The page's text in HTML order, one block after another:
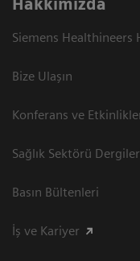
Hakkımızda
Siemens Healthineers
Bize Ulaşın
Konferans ve
Sağlık Sektörü
Basın Bültenleri
İş ve Kariyer